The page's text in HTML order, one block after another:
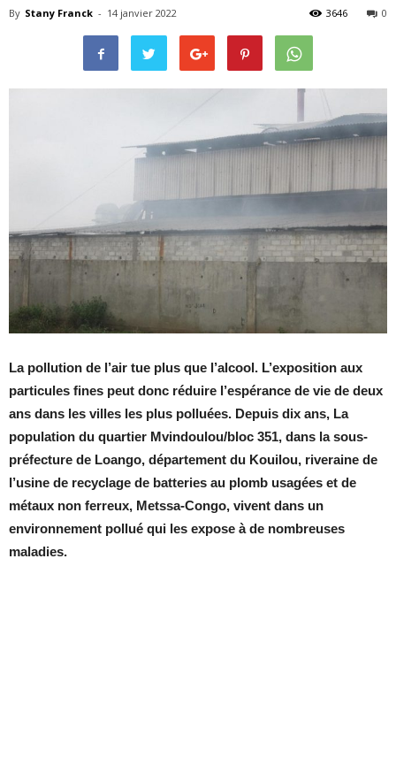
By Stany Franck - 14 janvier 2022 0
3646
La pollution de l’air tue plus que l’alcool. L’exposition aux
particules fines peut donc réduire l’espérance de vie de deux
ans dans les villes les plus polluées. Depuis dix ans, La
population du quartier Mvindoulou/bloc 351, dans la sous-
préfecture de Loango, département du Kouilou, riveraine de
l’usine de recyclage de batteries au plomb usagées et de
métaux non ferreux, Metssa-Congo, vivent dans un
environnement pollué qui les expose à de nombreuses
maladies.